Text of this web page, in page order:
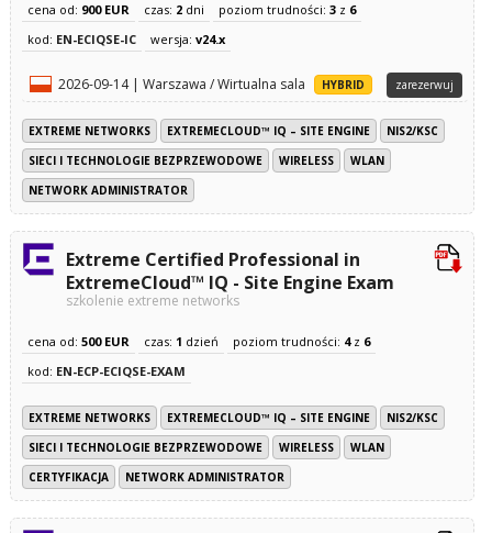
cena od: 900 EUR czas: 2dni poziom trudności: 3z 6
kod: EN-ECIQSE-IC wersja: v24.x
2026-09-14 | Warszawa / Wirtualna sala HYBRID zarezerwuj
EXTREME NETWORKS EXTREMECLOUD™ IQ – SITE ENGINE
NIS2/KSC
SIECI I TECHNOLOGIE BEZPRZEWODOWE
WIRELESS
WLAN
NETWORK ADMINISTRATOR
Extreme Certified Professional in
ExtremeCloud™ IQ - Site Engine Exam
szkolenie extreme networks
cena od: 500 EUR czas: 1 dzień poziom trudności: 4z 6
kod: EN-ECP-ECIQSE-EXAM
EXTREME NETWORKS EXTREMECLOUD™ IQ – SITE ENGINE
NIS2/KSC
SIECI I TECHNOLOGIE BEZPRZEWODOWE
WIRELESS
WLAN
CERTYFIKACJA
NETWORK ADMINISTRATOR